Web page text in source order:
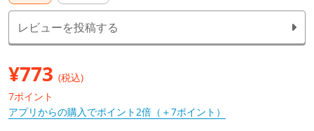
レビューを投稿する
¥773 (税込)
7ポイント
アプリからの購入でポイント2倍（＋7ポイント）